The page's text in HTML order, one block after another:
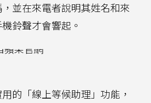
並在來電者說明其姓名和來
鈴聲才會響起。
的「線上等候助理」功能，